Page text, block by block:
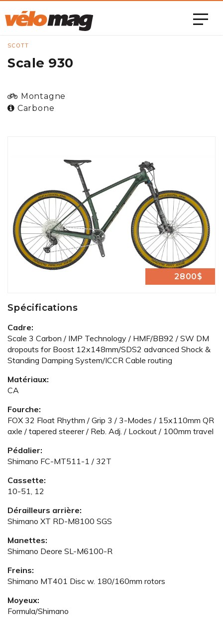
SCOTT
Scale 930
Montagne
Carbone
2800$
Spécifications
Cadre:
Scale 3 Carbon / IMP Technology / HMF/BB92 / SW DM
dropouts for Boost 12x148mm/SDS2 advanced Shock &
Standing Damping System/ICCR Cable routing
Matériaux:
CA
Fourche:
FOX 32 Float Rhythm / Grip 3 / 3-Modes / 15x110mm QR
axle / tapered steerer / Reb. Adj. / Lockout / 100mm travel
Pédalier:
Shimano FC-MT511-1 / 32T
Cassette:
10-51, 12
Dérailleurs arrière:
Shimano XT RD-M8100 SGS
Manettes:
Shimano Deore SL-M6100-R
Freins:
Shimano MT401 Disc w. 180/160mm rotors
Moyeux:
Formula/Shimano